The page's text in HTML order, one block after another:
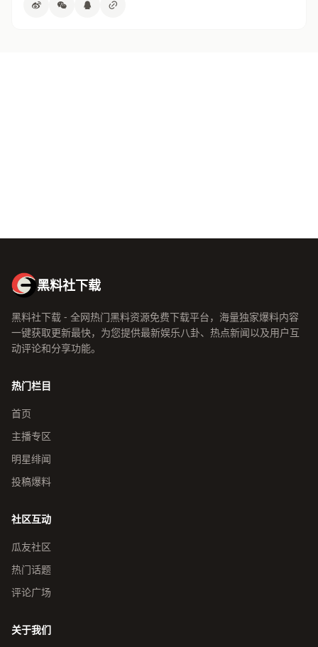
黑料社下载
黑料社下载 - 全网热门黑料资源免费下载平台，海量独家爆料内容
一键获取更新最快，为您提供最新娱乐八卦、热点新闻以及用户互
动评论和分享功能。
热门栏目
首页
主播专区
明星绯闻
投稿爆料
社区互动
瓜友社区
热门话题
评论广场
关于我们